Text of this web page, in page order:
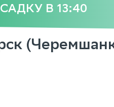
В 13:40